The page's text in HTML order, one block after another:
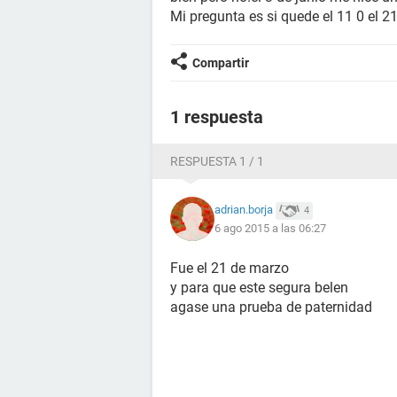
Mi pregunta es si quede el 11 0 el
Compartir
1 respuesta
RESPUESTA 1 / 1
adrian.borja 4
6 ago 2015 a las 06:27
Fue el 21 de marzo
y para que este segura belen
agase una prueba de paternidad